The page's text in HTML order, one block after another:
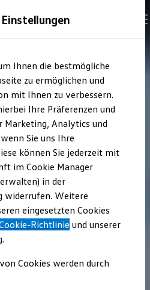
entdecken
und Oldtimer
Hersteller finden
entdecken & konfigurieren
& Behörden
Personenbeförderung
Werkstätten
& Handel
Ihnen die bestmögliche
zu ermöglichen und
mit Ihnen zu verbessern.
Ihre Präferenzen und
Analytics und
Sie uns Ihre
können Sie jederzeit mit
im Cookie Manager
in der
widerrufen. Weitere
eingesetzten Cookies
Richtlinie und unserer
.
Cookies werden durch